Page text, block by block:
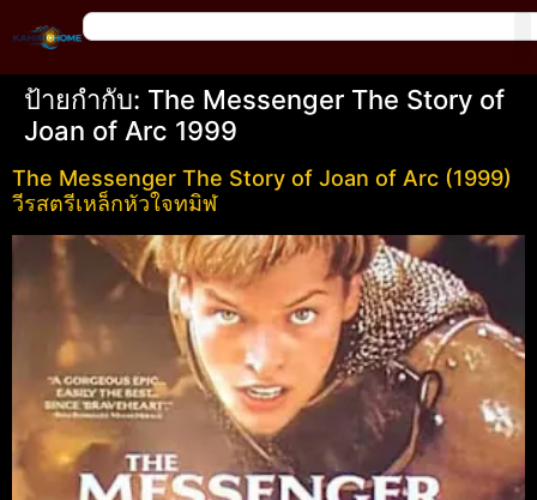
ป้ายกำกับ: The Messenger The Story of
Joan of Arc 1999
The Messenger The Story of Joan of Arc (1999)
วีรสตรีเหล็กหัวใจทมิฬ